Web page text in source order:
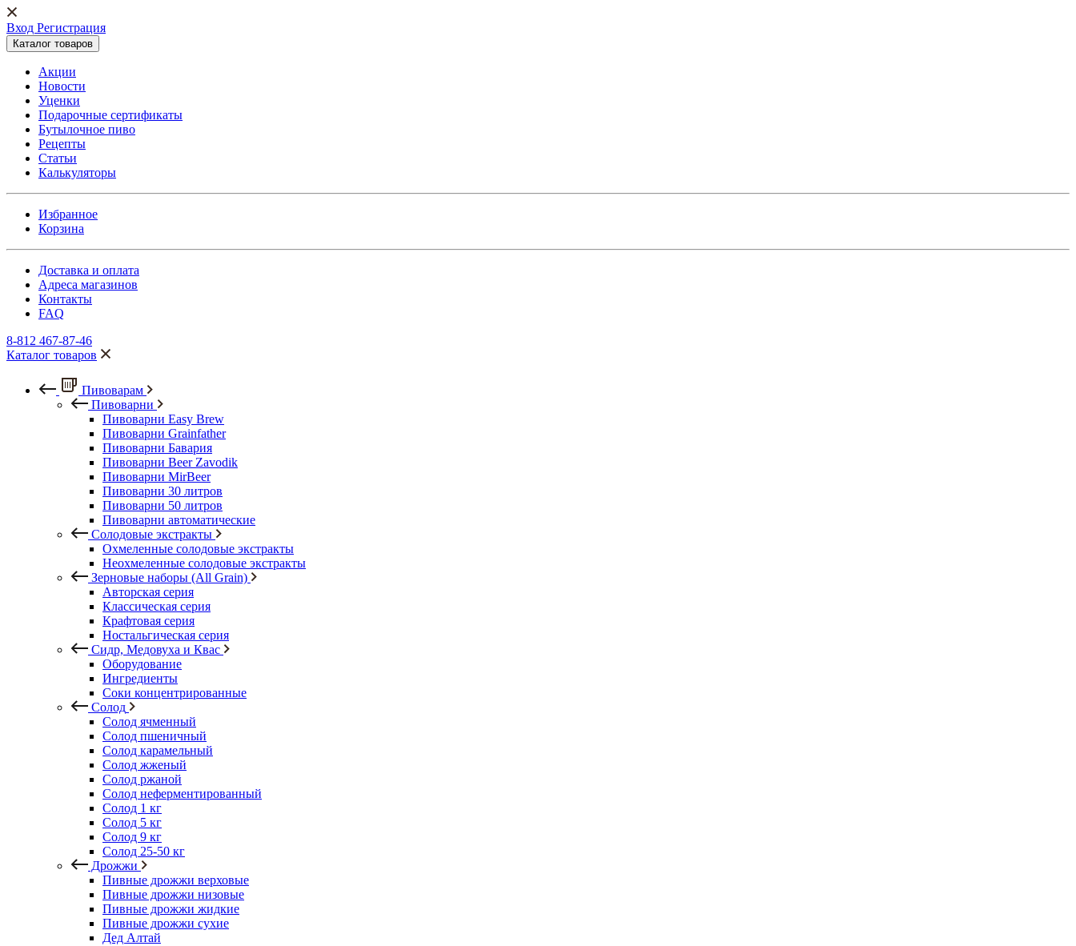
Вход Регистрация
Каталог товаров
Акции
Новости
Уценки
Подарочные сертификаты
Бутылочное пиво
Рецепты
Статьи
Калькуляторы
Избранное
Корзина
Доставка и оплата
Адреса магазинов
Контакты
FAQ
8-812 467-87-46
Каталог товаров
Пивоварам
Пивоварни
Пивоварни Easy Brew
Пивоварни Grainfather
Пивоварни Бавария
Пивоварни Beer Zavodik
Пивоварни MirBeer
Пивоварни 30 литров
Пивоварни 50 литров
Пивоварни автоматические
Солодовые экстракты
Охмеленные солодовые экстракты
Неохмеленные солодовые экстракты
Зерновые наборы (All Grain)
Авторская серия
Классическая серия
Крафтовая серия
Ностальгическая серия
Сидр, Медовуха и Квас
Оборудование
Ингредиенты
Соки концентрированные
Солод
Солод ячменный
Солод пшеничный
Солод карамельный
Солод жженый
Солод ржаной
Солод неферментированный
Солод 1 кг
Солод 5 кг
Солод 9 кг
Солод 25-50 кг
Дрожжи
Пивные дрожжи верховые
Пивные дрожжи низовые
Пивные дрожжи жидкие
Пивные дрожжи сухие
Дед Алтай